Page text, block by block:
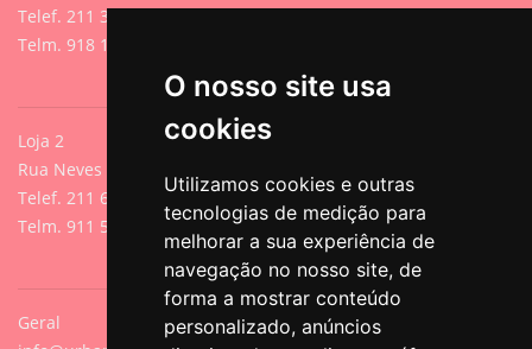
O nosso site usa
cookies
Utilizamos cookies e outras
tecnologias de medição para
melhorar a sua experiência de
navegação no nosso site, de
forma a mostrar conteúdo
personalizado, anúncios
Telef. 211 395 882 (Chamada para rede fixa nacional)
Telm. 918 107 618 (Chamada para rede móvel nacional)
Loja 2
Rua Neves de Sousa 13A, Cacilhas, Oeiras
Telef. 211 640 788 (Chamada para rede fixa nacional)
Telm. 911 571 542 (Chamada para rede móvel nacional)
Geral